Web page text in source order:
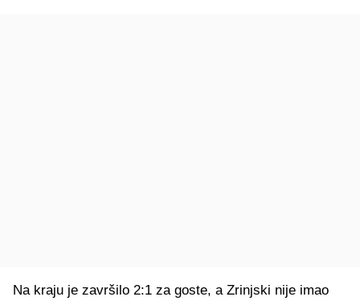
Na kraju je završilo 2:1 za goste, a Zrinjski nije imao